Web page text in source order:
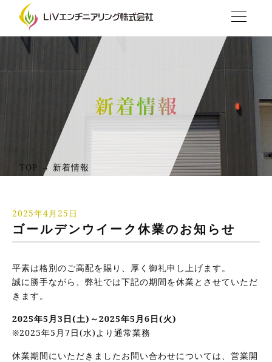
TOP → 新着情報
2025年4月25日
ゴールデンウイーク休業のお知らせ
平素は格別のご高配を賜り、厚く御礼申し上げます。
誠に勝手ながら、弊社では下記の期間を休業とさせていただ
きます。
2025年5月3日(土)～2025年5月6日(火)
※2025年5月7日(水)より通常業務
休業期間にいただきましたお問い合わせについては、営業開